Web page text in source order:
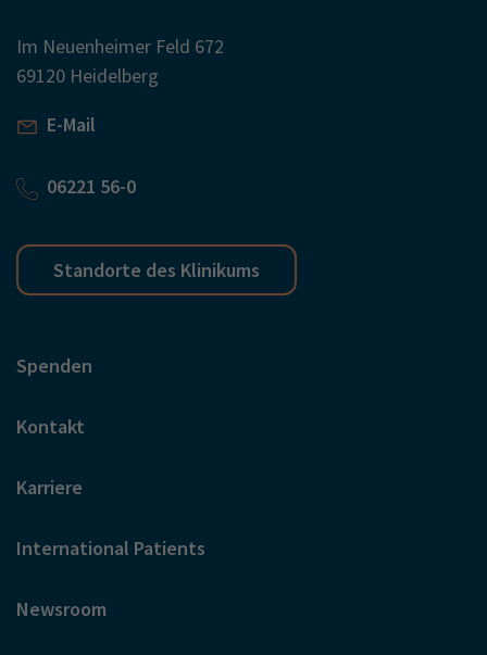
Im Neuenheimer Feld 672
69120 Heidelberg
E-Mail
06221 56-0
Standorte des Klinikums
Spenden
Kontakt
Karriere
International Patients
Newsroom